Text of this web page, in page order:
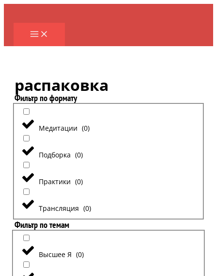
Перейти
содержимому
распаковка
Фильтр по формату
Медитации (0)
Подборка (0)
Практики (0)
Трансляция (0)
Фильтр по темам
Высшее Я (0)